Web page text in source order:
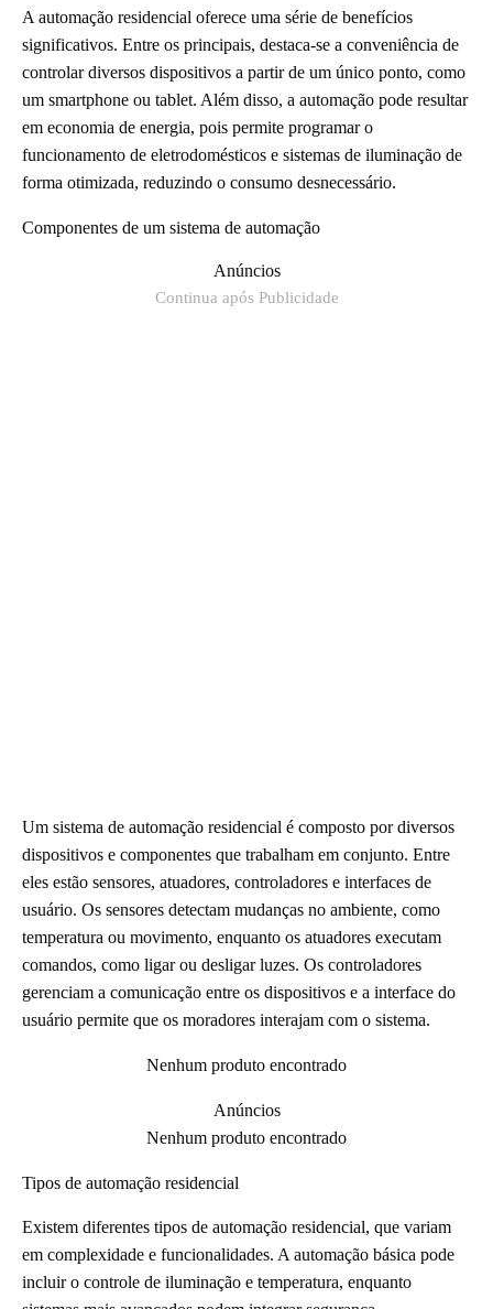
A automação residencial oferece uma série de benefícios
significativos. Entre os principais, destaca-se a conveniência de
controlar diversos dispositivos a partir de um único ponto, como
um smartphone ou tablet. Além disso, a automação pode resultar
em economia de energia, pois permite programar o
funcionamento de eletrodomésticos e sistemas de iluminação de
forma otimizada, reduzindo o consumo desnecessário.
Componentes de um sistema de automação
Anúncios
Continua após Publicidade
Um sistema de automação residencial é composto por diversos
dispositivos e componentes que trabalham em conjunto. Entre
eles estão sensores, atuadores, controladores e interfaces de
usuário. Os sensores detectam mudanças no ambiente, como
temperatura ou movimento, enquanto os atuadores executam
comandos, como ligar ou desligar luzes. Os controladores
gerenciam a comunicação entre os dispositivos e a interface do
usuário permite que os moradores interajam com o sistema.
Nenhum produto encontrado
Anúncios
Nenhum produto encontrado
Tipos de automação residencial
Existem diferentes tipos de automação residencial, que variam
em complexidade e funcionalidades. A automação básica pode
incluir o controle de iluminação e temperatura, enquanto